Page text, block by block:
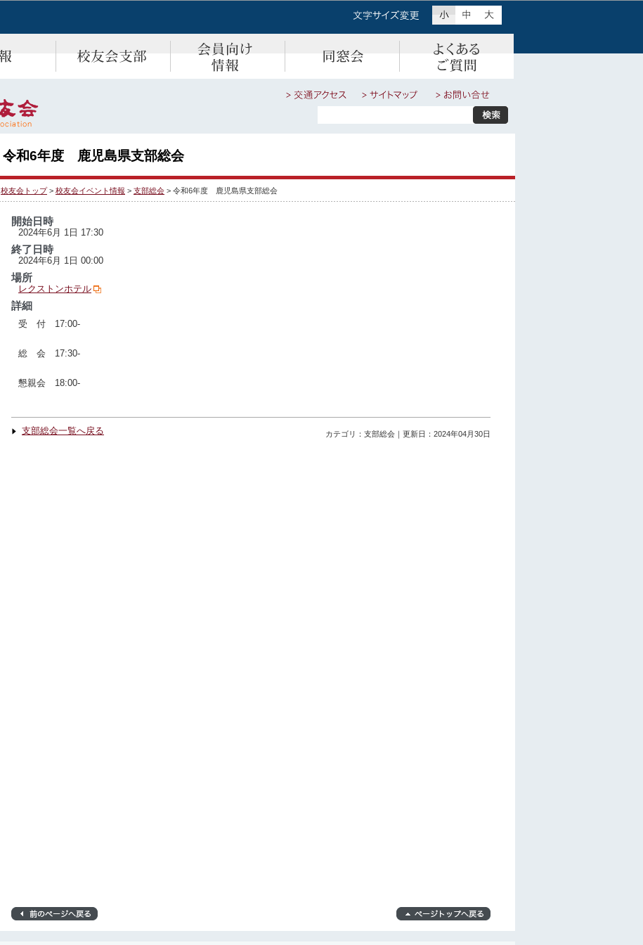
令和6年度 鹿児島県支部総会
校友会トップ> 校友会イベント情報 > 支部総会 > 令和6年度 鹿児島県支部総会
開始日時
2024年6月 1日 17:30
終了日時
2024年6月 1日 00:00
場所
レクストンホテル
詳細
受 付 17:00-
総 会 17:30-
懇親会 18:00-
支部総会一覧へ戻る カテゴリ：支部総会｜更新日：2024年04月30日